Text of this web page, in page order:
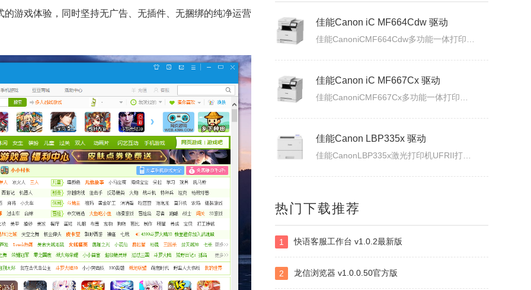
游戏体验，同时坚持无广告、无插件、无捆绑的纯净运营
佳能Canon iC MF664Cdw 驱动
佳能Canon iC MF667Cx 驱动
佳能CanoniCMF667Cx多功能一体打印机驱动下载发布日期：2026年7月3日版本：UFRII打印机驱动程序－V3.40/ScanGear扫描驱动程序－V11.3.0.0适用于：Windows10/Windows11系统。
白金岛南昌麻将
热门下载推荐
1 快语客服工作台 v1.0.2最新版
2 龙信浏览器 v1.0.0.50官方版